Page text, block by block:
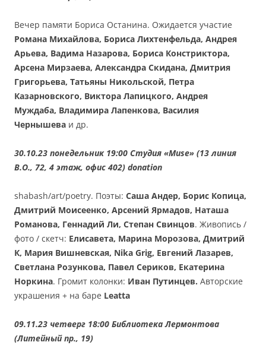
Вечер памяти Бориса Останина. Ожидается участие
Романа Михайлова, Бориса Лихтенфельда, Андрея
Арьева, Вадима Назарова, Бориса Констриктора,
Арсена Мирзаева, Александра Скидана, Дмитрия
Григорьева, Татьяны Никольской, Петра
Казарновского, Виктора Лапицкого, Андрея
Муждаба, Владимира Лапенкова, Василия
Чернышева и др.
30.10.23 понедельник 19:00 Студия «Muse» (13 линия
В.О., 72, 4 этаж, офис 402) donation
shabash/art/poetry. Поэты: Саша Андер, Борис Копица,
Дмитрий Моисеенко, Арсений Ярмадов, Наташа
Романова, Геннадий Ли, Степан Свинцов. Живопись /
фото / скетч: Елисавета, Марина Морозова, Дмитрий
К, Мария Вишневская, Nika Grig, Евгений Лазарев,
Светлана Розункова, Павел Сериков, Екатерина
Норкина. Громит колонки: Иван Путинцев. Авторские
украшения + на баре Leatta
09.11.23 четверг 18:00 Библиотека Лермонтова
(Литейный пр., 19)